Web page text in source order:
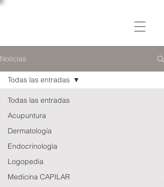
Noticias
Todas las entradas
Acupuntura
Dermatología
Endocrinología
Logopedia
Medicina CAPILAR
Todas las entradas